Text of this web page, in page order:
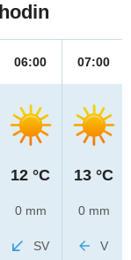
06:00
12 °C
0 mm
SV
07:00
13 °C
0 mm
V